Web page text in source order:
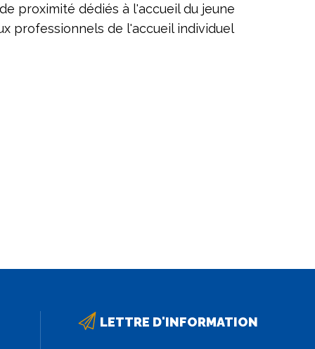
proximité dédiés à l'accueil du jeune
professionnels de l'accueil individuel
LETTRE D'INFORMATION